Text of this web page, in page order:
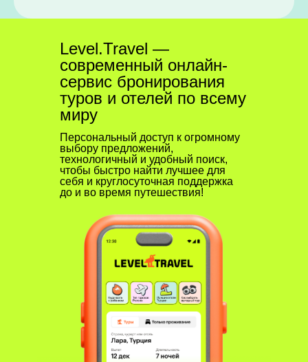
Level.Travel —
современный онлайн-
сервис бронирования
туров и отелей по всему
миру
Персональный доступ к огромному
выбору предложений,
технологичный и удобный поиск,
чтобы быстро найти лучшее для
себя и круглосуточная поддержка
до и во время путешествия!